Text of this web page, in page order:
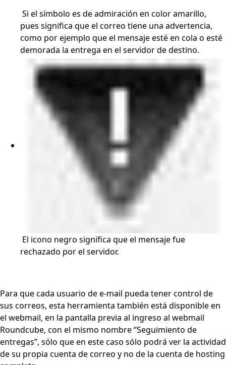
Si el símbolo es de admiración en color amarillo,
pues significa que el correo tiene una advertencia,
como por ejemplo que el mensaje esté en cola o esté
demorada la entrega en el servidor de destino.
El icono negro significa que el mensaje fue
rechazado por el servidor.
Para que cada usuario de e-mail pueda tener control de
sus correos, esta herramienta también está disponible en
el webmail, en la pantalla previa al ingreso al webmail
Roundcube, con el mismo nombre “Seguimiento de
entregas”, sólo que en este caso sólo podrá ver la actividad
de su propia cuenta de correo y no de la cuenta de hosting